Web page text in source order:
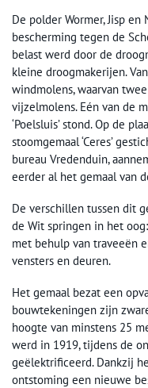
De polder Wormer, Jisp
bescherming tegen de
belast werd door de
kleine droogmakerijen.
windmolens, waarvan
vijzelmolens. Eén van de
‘Poelsluis’ stond. Op de
stoomgemaal ‘Ceres’
bureau Vredenduin,
eerder al het gemaal van
De verschillen tussen dit
de Wit springen in het
met behulp van traveeën
vensters en deuren.
Het gemaal bezat een
bouwtekeningen zijn
hoogte van minstens 25
werd in 1919, tijdens de
geëlektrificeerd. Dankzij
ontstoming een nieuwe